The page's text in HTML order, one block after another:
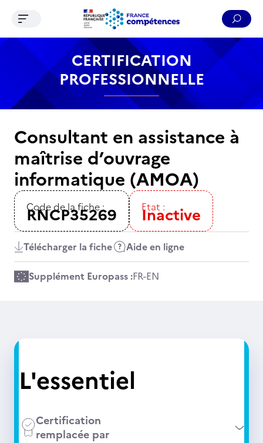
Contenu Recherche Menu Pied de page
Ouvrir le menu de navigation
CERTIFICATION
PROFESSIONNELLE
Consultant en assistance à
maîtrise d’ouvrage
informatique (AMOA)
Code de la fiche :
RNCP35269 Etat :
Inactive
Télécharger la fiche Aide en ligne
Supplément Europass :FR-EN
L'essentiel
Certification
remplacée par